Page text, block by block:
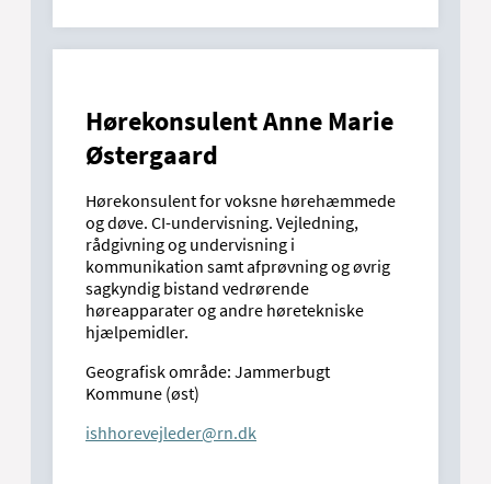
Hørekonsulent Anne Marie
Østergaard
Hørekonsulent for voksne hørehæmmede
og døve. CI-undervisning. Vejledning,
rådgivning og undervisning i
kommunikation samt afprøvning og øvrig
sagkyndig bistand vedrørende
høreapparater og andre høretekniske
hjælpemidler.
Geografisk område: Jammerbugt
Kommune (øst)
ishhorevejleder@rn.dk